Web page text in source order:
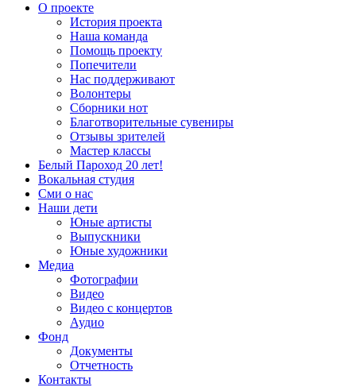
О проекте
История проекта
Наша команда
Помощь проекту
Попечители
Нас поддерживают
Волонтеры
Сборники нот
Благотворительные сувениры
Отзывы зрителей
Мастер классы
Белый Пароход 20 лет!
Вокальная студия
Сми о нас
Наши дети
Юные артисты
Выпускники
Юные художники
Медиа
Фотографии
Видео
Видео с концертов
Аудио
Фонд
Документы
Отчетность
Контакты